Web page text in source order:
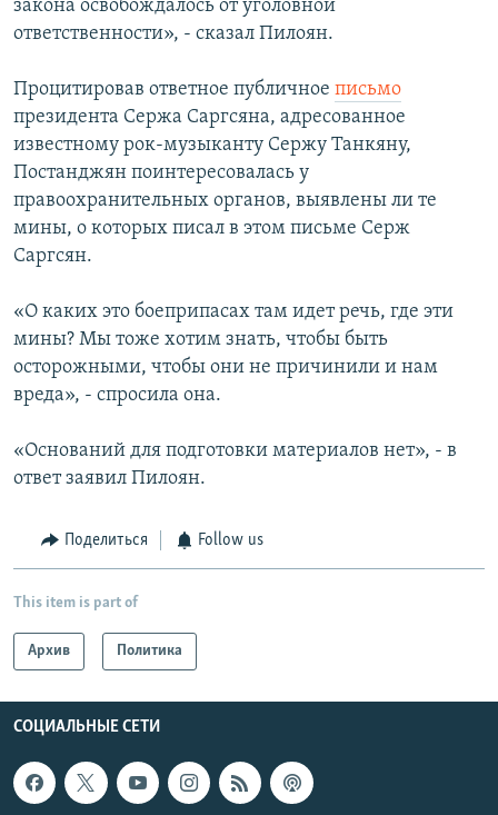
закона освобождалось от уголовной
ответственности», - сказал Пилоян.
Процитировав ответное публичное письмо
президента Сержа Саргсяна, адресованное
известному рок-музыканту Сержу Танкяну,
Постанджян поинтересовалась у
правоохранительных органов, выявлены ли те
мины, о которых писал в этом письме Серж
Саргсян.
«О каких это боеприпасах там идет речь, где эти
мины? Мы тоже хотим знать, чтобы быть
осторожными, чтобы они не причинили и нам
вреда», - спросила она.
«Оснований для подготовки материалов нет», - в
ответ заявил Пилоян.
Поделиться Follow us
This item is part of
Архив Политика
СОЦИАЛЬНЫЕ СЕТИ